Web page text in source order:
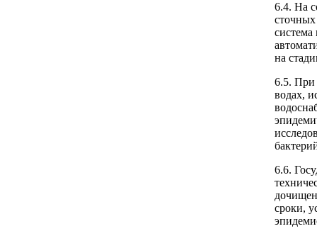
6.4. На
система
на
6.5. При
водах,
6.6.
сроки,